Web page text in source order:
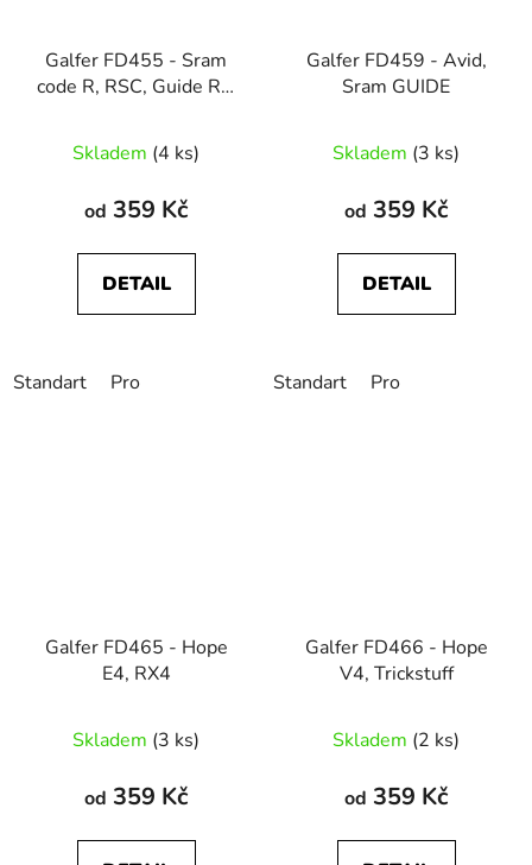
Galfer FD455 - Sram
code R, RSC, Guide RE,
Skladem (4 ks)
od 359 Kč
DETAIL
Standart Pro
Galfer FD459 - Avid,
Sram GUIDE
Skladem (3 ks)
od 359 Kč
DETAIL
Standart Pro
Galfer FD465 - Hope
E4, RX4
Skladem (3 ks)
od 359 Kč
Galfer FD466 - Hope
V4, Trickstuff
Skladem (2 ks)
od 359 Kč